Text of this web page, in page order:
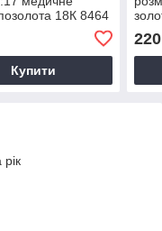
18К 8464
Купити
220